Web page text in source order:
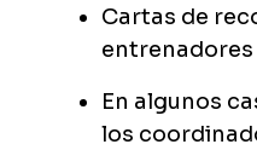
Cartas de
entrenadores
En algunos
los